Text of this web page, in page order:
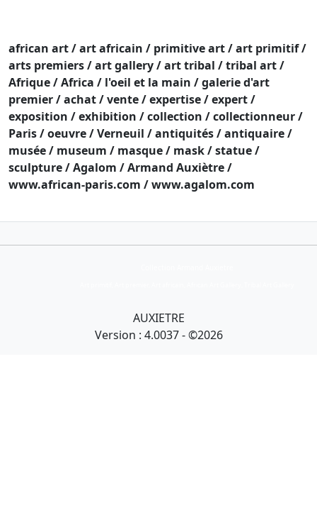
african art / art africain / primitive art / art primitif /
arts premiers / art gallery / art tribal / tribal art /
Afrique / Africa / l'oeil et la main / galerie d'art
premier / achat / vente / expertise / expert /
exposition / exhibition / collection / collectionneur /
Paris / oeuvre / Verneuil / antiquités / antiquaire /
musée / museum / masque / mask / statue /
sculpture / Agalom / Armand Auxiètre /
www.african-paris.com / www.agalom.com
AUXIETRE
Version : 4.0037 - ©2026